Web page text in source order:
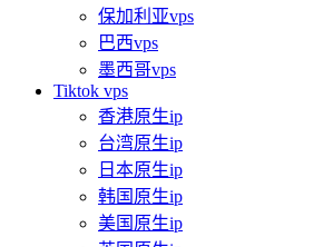
保加利亚vps
巴西vps
墨西哥vps
Tiktok vps
香港原生ip
台湾原生ip
日本原生ip
韩国原生ip
美国原生ip